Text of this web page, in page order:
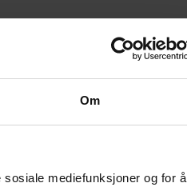
Om
mediefunksjoner og for å